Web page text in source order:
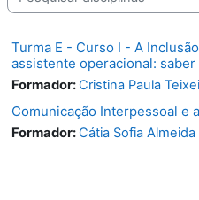
Turma E - Curso I - A
assistente operacional: saber
Formador:Cristina Paula
Comunicação Interpessoal e
Formador:Cátia Sofia